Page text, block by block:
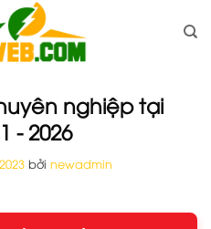
nghiệp tại
- 2026
bởi newadmin